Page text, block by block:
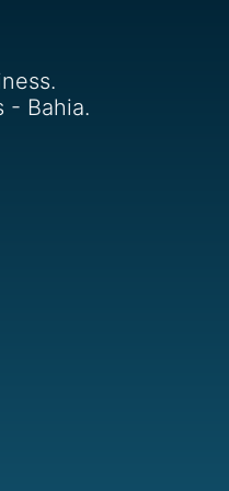
- Bahia.